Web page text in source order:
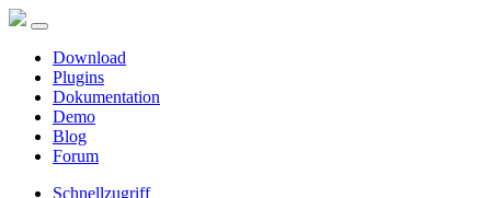
Download
Plugins
Dokumentation
Demo
Blog
Forum
Schnellzugriff